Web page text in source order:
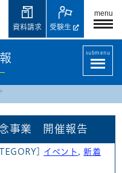
menu
受験生
資料請求
submenu
事業 開催報告
イベント ,新着